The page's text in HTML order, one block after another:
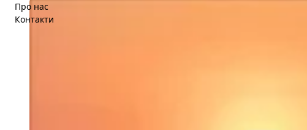
Про нас
Контакти